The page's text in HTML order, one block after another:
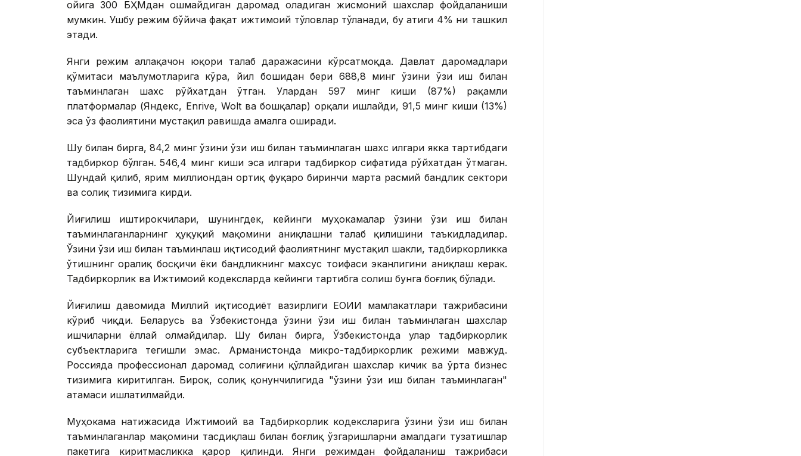
ойига 300 БҲМдан ошмайдиган даромад оладиган жисмоний шахслар фойдаланиши
мумкин. Ушбу режим бўйича фақат ижтимоий тўловлар тўланади, бу атиги 4% ни ташкил
этади.
Янги режим аллақачон юқори талаб даражасини кўрсатмоқда. Давлат даромадлари
қўмитаси маълумотларига кўра, йил бошидан бери 688,8 минг ўзини ўзи иш билан
таъминлаган шахс рўйхатдан ўтган. Улардан 597 минг киши (87%) рақамли
платформалар (Яндекс, Enrive, Wolt ва бошқалар) орқали ишлайди, 91,5 минг киши (13%)
эса ўз фаолиятини мустақил равишда амалга оширади.
Шу билан бирга, 84,2 минг ўзини ўзи иш билан таъминлаган шахс илгари якка тартибдаги
тадбиркор бўлган. 546,4 минг киши эса илгари тадбиркор сифатида рўйхатдан ўтмаган.
Шундай қилиб, ярим миллиондан ортиқ фуқаро биринчи марта расмий бандлик сектори
ва солиқ тизимига кирди.
Йиғилиш иштирокчилари, шунингдек, кейинги муҳокамалар ўзини ўзи иш билан
таъминлаганларнинг ҳуқуқий мақомини аниқлашни талаб қилишини таъкидладилар.
Ўзини ўзи иш билан таъминлаш иқтисодий фаолиятнинг мустақил шакли, тадбиркорликка
ўтишнинг оралиқ босқичи ёки бандликнинг махсус тоифаси эканлигини аниқлаш керак.
Тадбиркорлик ва Ижтимоий кодексларда кейинги тартибга солиш бунга боғлиқ бўлади.
Йиғилиш давомида Миллий иқтисодиёт вазирлиги ЕОИИ мамлакатлари тажрибасини
кўриб чиқди. Беларусь ва Ўзбекистонда ўзини ўзи иш билан таъминлаган шахслар
ишчиларни ёллай олмайдилар. Шу билан бирга, Ўзбекистонда улар тадбиркорлик
субъектларига тегишли эмас. Арманистонда микро-тадбиркорлик режими мавжуд.
Россияда профессионал даромад солиғини қўллайдиган шахслар кичик ва ўрта бизнес
тизимига киритилган. Бироқ, солиқ қонунчилигида "ўзини ўзи иш билан таъминлаган"
атамаси ишлатилмайди.
Муҳокама натижасида Ижтимоий ва Тадбиркорлик кодексларига ўзини ўзи иш билан
таъминлаганлар мақомини тасдиқлаш билан боғлиқ ўзгаришларни амалдаги тузатишлар
пакетига киритмасликка қарор қилинди. Янги режимдан фойдаланиш тажрибаси